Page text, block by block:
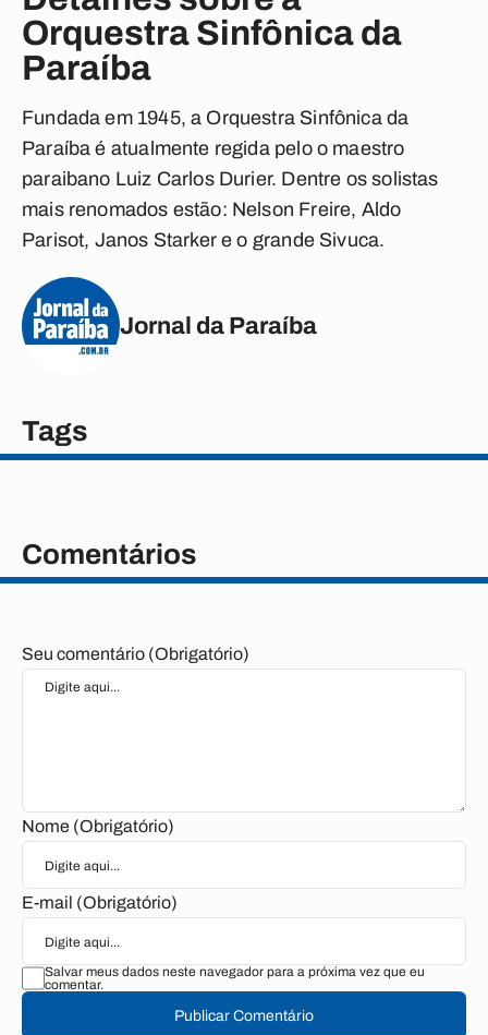
Orquestra Sinfônica da
Paraíba
Fundada em 1945, a Orquestra Sinfônica da
Paraíba é atualmente regida pelo o maestro
paraibano Luiz Carlos Durier. Dentre os solistas
mais renomados estão: Nelson Freire, Aldo
Parisot, Janos Starker e o grande Sivuca.
Jornal da Paraíba
Tags
Comentários
Seu comentário (Obrigatório)
Nome (Obrigatório)
E-mail (Obrigatório)
Salvar meus dados neste navegador para a próxima vez que eu
comentar.
Publicar Comentário